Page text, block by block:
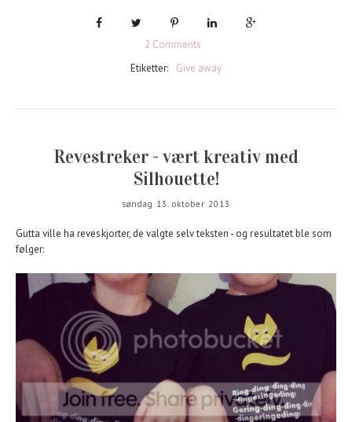
2 Comments
Etiketter:
Give away
Revestreker - vært kreativ med
Silhouette!
søndag 13. oktober 2013
Gutta ville ha reveskjorter, de valgte selv teksten - og resultatet ble som
følger: